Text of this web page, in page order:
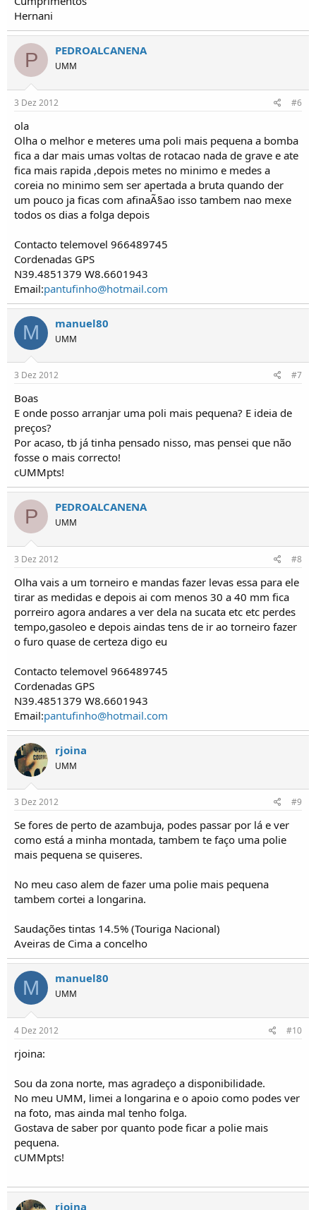
Hernani
P PEDROALCANENA
UMM
3 Dez 2012 #6
ola
Olha o melhor e meteres uma poli mais pequena a bomba
fica a dar mais umas voltas de rotacao nada de grave e ate
fica mais rapida ,depois metes no minimo e medes a
coreia no minimo sem ser apertada a bruta quando der
um pouco ja ficas com afinaÃ§ao isso tambem nao mexe
todos os dias a folga depois
Contacto telemovel 966489745
Cordenadas GPS
N39.4851379 W8.6601943
Email:pantufinho@hotmail.com
M manuel80
UMM
3 Dez 2012 #7
Boas
E onde posso arranjar uma poli mais pequena? E ideia de
preços?
Por acaso, tb já tinha pensado nisso, mas pensei que não
fosse o mais correcto!
cUMMpts!
P PEDROALCANENA
UMM
3 Dez 2012 #8
Olha vais a um torneiro e mandas fazer levas essa para ele
tirar as medidas e depois ai com menos 30 a 40 mm fica
porreiro agora andares a ver dela na sucata etc etc perdes
tempo,gasoleo e depois aindas tens de ir ao torneiro fazer
o furo quase de certeza digo eu
Contacto telemovel 966489745
Cordenadas GPS
N39.4851379 W8.6601943
Email:pantufinho@hotmail.com
rjoina
UMM
3 Dez 2012 #9
Se fores de perto de azambuja, podes passar por lá e ver
como está a minha montada, tambem te faço uma polie
mais pequena se quiseres.
No meu caso alem de fazer uma polie mais pequena
tambem cortei a longarina.
Saudações tintas 14.5% (Touriga Nacional)
Aveiras de Cima a concelho
M manuel80
UMM
4 Dez 2012 #10
rjoina:
Sou da zona norte, mas agradeço a disponibilidade.
No meu UMM, limei a longarina e o apoio como podes ver
na foto, mas ainda mal tenho folga.
Gostava de saber por quanto pode ficar a polie mais
pequena.
cUMMpts!
rjoina